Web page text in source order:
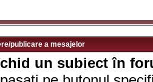
publicare a mesajelor
un subiect în